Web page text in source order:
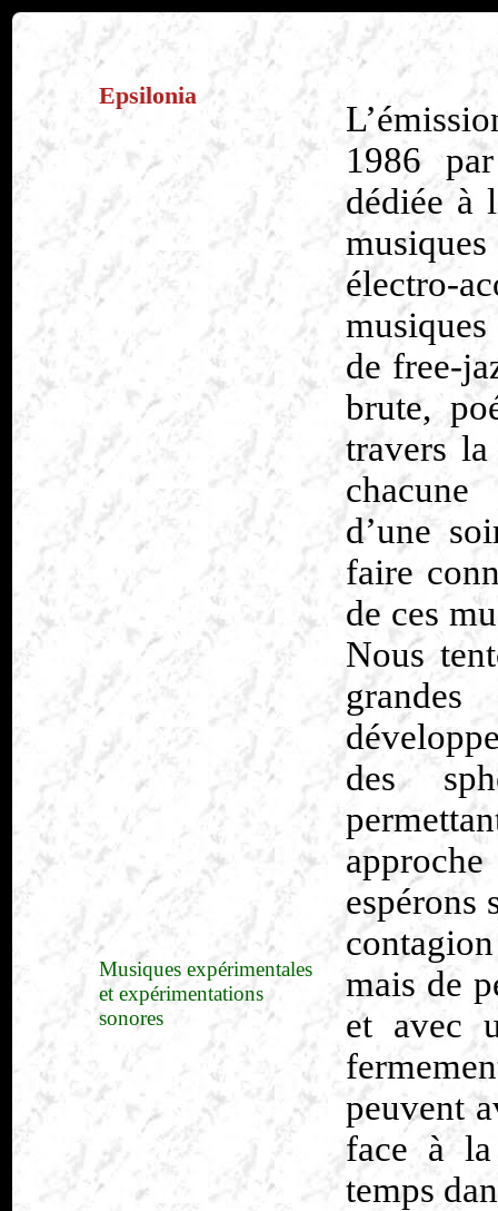
Epsilonia
1986
dédiée à
électro-
de free-
brute,
travers
d’une
faire
de ces
Nous
des
espérons
mais de
et avec
peuvent
face à la
temps
Musiques expérimentales
et expérimentations
sonores